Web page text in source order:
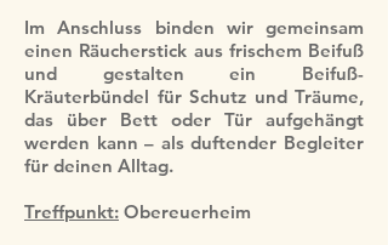
Im Anschluss binden wir gemeinsam
einen Räucherstick aus frischem Beifuß
und gestalten ein Beifuß-
Kräuterbündel für Schutz und Träume,
das über Bett oder Tür aufgehängt
werden kann – als duftender Begleiter
für deinen Alltag.
Treffpunkt: Obereuerheim